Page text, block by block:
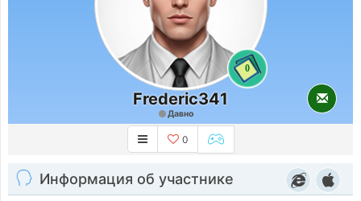
0
Frederic341
Давно
0
Информация об участнике